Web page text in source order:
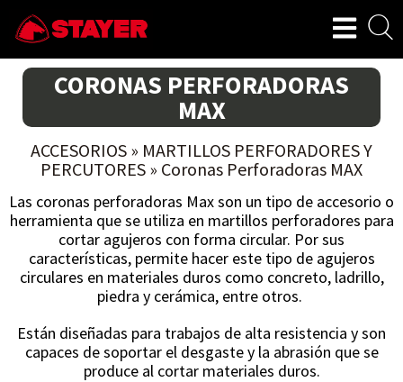
CORONAS PERFORADORAS
MAX
ACCESORIOS » MARTILLOS PERFORADORES Y
PERCUTORES » Coronas Perforadoras MAX
Las coronas perforadoras Max son un tipo de accesorio o
herramienta que se utiliza en martillos perforadores para
cortar agujeros con forma circular. Por sus
características, permite hacer este tipo de agujeros
circulares en materiales duros como concreto, ladrillo,
piedra y cerámica, entre otros.
Están diseñadas para trabajos de alta resistencia y son
capaces de soportar el desgaste y la abrasión que se
produce al cortar materiales duros.